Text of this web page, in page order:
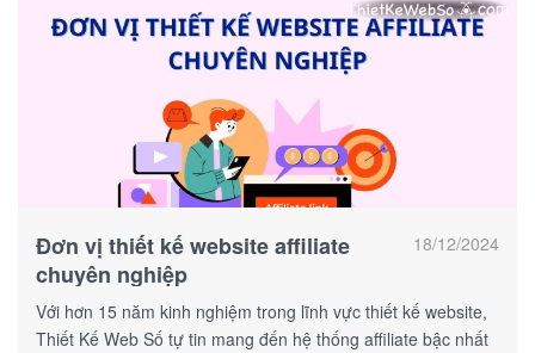
18/12/2024
Đơn vị thiết kế website affiliate
chuyên nghiệp
Với hơn 15 năm kinh nghiệm trong lĩnh vực thiết kế website,
Thiết Kế Web Số tự tin mang đến hệ thống affiliate bậc nhất